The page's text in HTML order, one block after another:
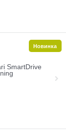
SmartDrive
Новинка